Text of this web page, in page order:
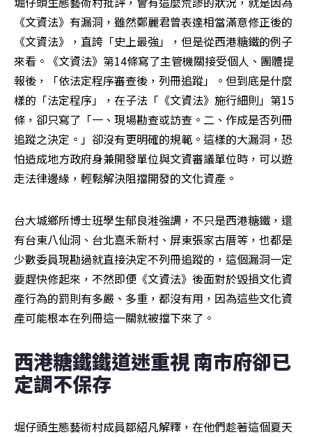
《文資法》有漏洞，雖然鄭麗君曾表達相當滿意修正後的
《文資法》，直誇「史上最強」，但是從西港糖鐵的例子
來看。《文資法》第14條寫了主管機關接受個人、團體提
報後，「依法定程序審查後，列冊追蹤」。但到底是什麼
樣的「法定程序」，在子法「《文資法》施行細則」第15
條，卻只寫了「一、現場勘查或訪查。二、作成是否列冊
追蹤之決定。」卻沒有更明確的規範。這樣的大漏洞，恐
怕造成地方政府身兼開發單位與文資審議單位時，可以遊
走法律邊緣，輕鬆解決阻擋開發的文化資產。
台大城鄉所博士班學生郁良溎強調，不只是西港糖鐵，還
有台東八仙洞、台北嘉禾新村、屏東張家古厝等，也都是
少數委員現勘過就直接決定不列冊追蹤的，這個漏洞一定
要趕快修起來，不然即便《文資法》後面對於毀損文化資
產行為的罰則有多嚴、多重，都沒有用，因為這些文化資
產可能根本在列冊這一關就被擋下來了。
西港糖鐵鐵道迷重視 南市府卻已
定調不保存
堀仔頭生態藝術村成員鄒紹凡解釋，在他們趁著這個夏天